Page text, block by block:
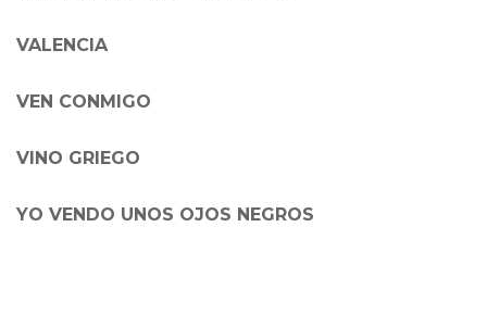
VALENCIA
VEN CONMIGO
VINO GRIEGO
YO VENDO UNOS OJOS NEGROS